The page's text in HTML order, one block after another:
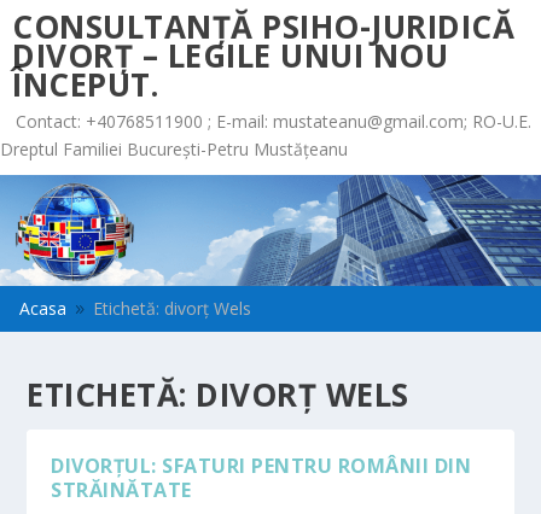
CONSULTANȚĂ PSIHO-JURIDICĂ
DIVORȚ – LEGILE UNUI NOU
ÎNCEPUT.
Contact: +40768511900 ; E-mail: mustateanu@gmail.com; RO-U.E.
Dreptul Familiei București-Petru Mustățeanu
Acasa 9 Etichetă: divorț Wels
ETICHETĂ: DIVORȚ WELS
DIVORȚUL: SFATURI PENTRU ROMÂNII DIN
STRĂINĂTATE